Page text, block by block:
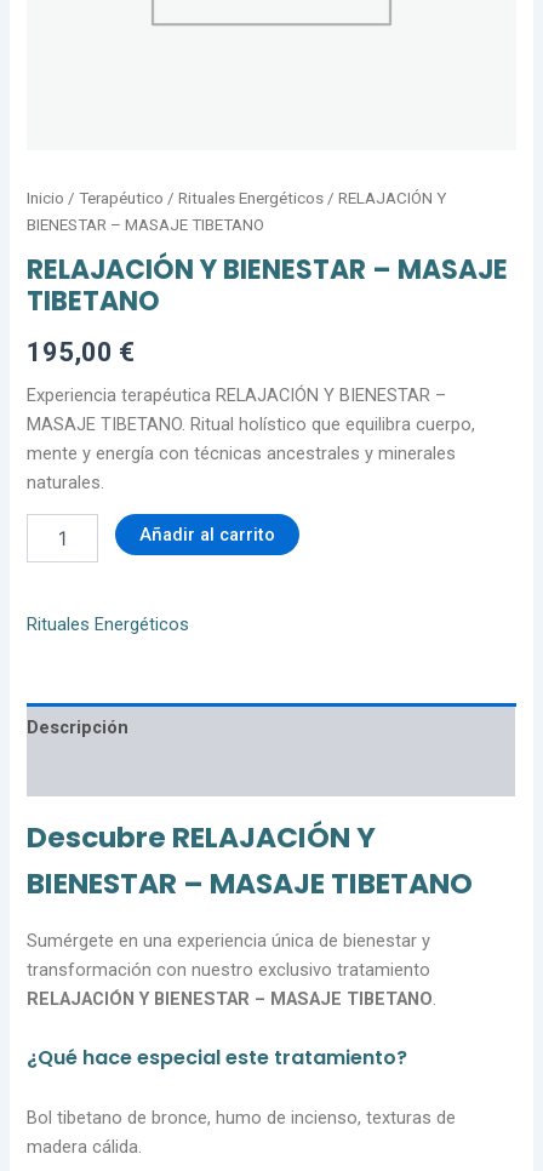
Inicio /Terapéutico /Rituales Energéticos / RELAJACIÓN Y
BIENESTAR – MASAJE TIBETANO
RELAJACIÓN Y BIENESTAR – MASAJE
TIBETANO
195,00 €
Experiencia terapéutica RELAJACIÓN Y BIENESTAR –
MASAJE TIBETANO. Ritual holístico que equilibra cuerpo,
mente y energía con técnicas ancestrales y minerales
naturales.
Añadir al carrito
Rituales Energéticos
Descripción
Descubre RELAJACIÓN Y
BIENESTAR – MASAJE TIBETANO
Sumérgete en una experiencia única de bienestar y
transformación con nuestro exclusivo tratamiento
RELAJACIÓN Y BIENESTAR – MASAJE TIBETANO.
¿Qué hace especial este tratamiento?
Bol tibetano de bronce, humo de incienso, texturas de
madera cálida.